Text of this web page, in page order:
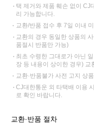
택 제거와 제품 훼손 없이 CJ
리 가능합니다.
교환/반품 접수 후 7일 이내
교환의 경우 동일한 상품의
품절시 반품만 가능)
최초 수령한 그대로가 아닌
장 등 내용이 상이한 경우) 교
교환·반품불가 사전 고지 상
CJ대한통운 외 타택배 이용
로 확인 바랍니다.
교환·반품 절차